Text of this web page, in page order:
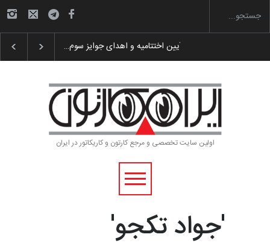
به یاد اردوغان باشول (۱۹۳۶–۲۰۲۶)
اولین سایت تخصصی و مرجع کارتون و کاریکاتور در ایران
'جواد تکجو'